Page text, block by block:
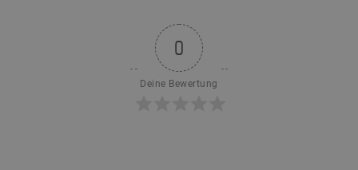
0
Deine Bewertung